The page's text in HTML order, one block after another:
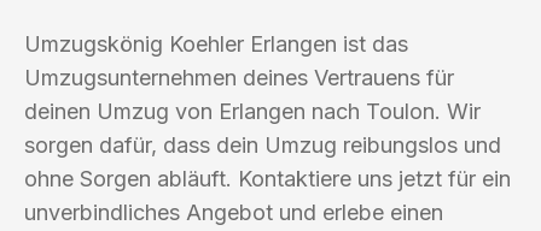
Umzugskönig Koehler Erlangen ist das
Umzugsunternehmen deines Vertrauens für
deinen Umzug von Erlangen nach Toulon. Wir
sorgen dafür, dass dein Umzug reibungslos und
ohne Sorgen abläuft. Kontaktiere uns jetzt für ein
unverbindliches Angebot und erlebe einen